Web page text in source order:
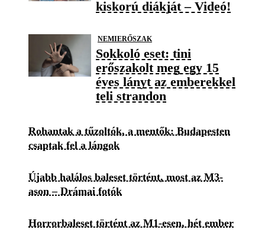
kiskorú diákját – Videó!
NEMIERŐSZAK
Sokkoló eset: tini
erőszakolt meg egy 15
éves lányt az emberekkel
teli strandon
Rohantak a tűzoltók, a mentők: Budapesten
csaptak fel a lángok
Újabb halálos baleset történt, most az M3-
ason – Drámai fotók
Horrorbaleset történt az M1-esen, hét ember